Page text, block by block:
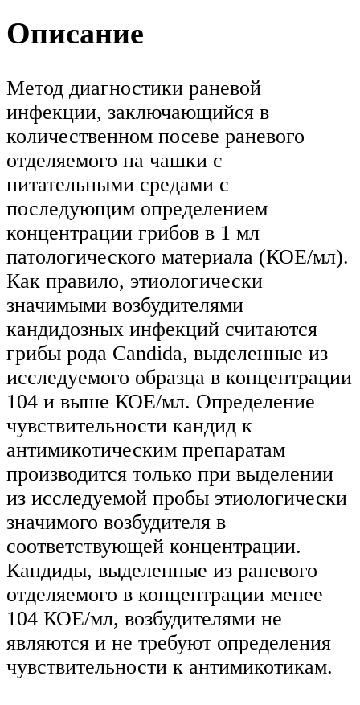
Описание
Метод диагностики раневой
инфекции, заключающийся в
количественном посеве раневого
отделяемого на чашки с
питательными средами с
последующим определением
концентрации грибов в 1 мл
патологического материала (КОЕ/мл).
Как правило, этиологически
значимыми возбудителями
кандидозных инфекций считаются
грибы рода Candida, выделенные из
исследуемого образца в концентрации
104 и выше КОЕ/мл. Определение
чувствительности кандид к
антимикотическим препаратам
производится только при выделении
из исследуемой пробы этиологически
значимого возбудителя в
соответствующей концентрации.
Кандиды, выделенные из раневого
отделяемого в концентрации менее
104 КОЕ/мл, возбудителями не
являются и не требуют определения
чувствительности к антимикотикам.